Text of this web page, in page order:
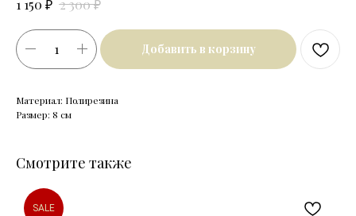
1 150 ₽ 2 300₽
Добавить в корзину
Материал: Полирезина
Размер: 8 см
Смотрите также
SALE